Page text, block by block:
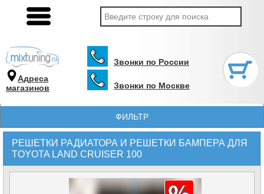
Адреса
магазинов
Звонки по России
Звонки по Москве
ФИЛЬТР
РЕШЕТКИ РАДИАТОРА И РЕШЕТКИ БАМПЕРА ДЛЯ
TOYOTA LAND CRUISER 100